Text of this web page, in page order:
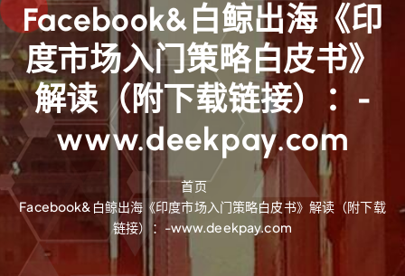
Facebook&白鲸出海《印
度市场入门策略白皮书》
解读（附下载链接）：-
www.deekpay.com
首页
Facebook&白鲸出海《印度市场入门策略白皮书》解读（附下载
链接）：-www.deekpay.com